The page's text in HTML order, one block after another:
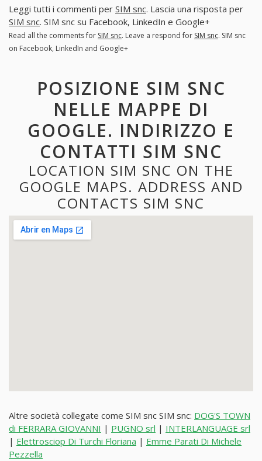
Leggi tutti i commenti per SIM snc. Lascia una risposta per
SIM snc. SIM snc su Facebook, LinkedIn e Google+
Read all the comments for SIM snc. Leave a respond for SIM snc. SIM snc
on Facebook, LinkedIn and Google+
POSIZIONE SIM SNC
NELLE MAPPE DI
GOOGLE. INDIRIZZO E
CONTATTI SIM SNC
LOCATION SIM SNC ON THE
GOOGLE MAPS. ADDRESS AND
CONTACTS SIM SNC
Altre società collegate come SIM snc SIM snc: DOG'S TOWN
di FERRARA GIOVANNI | PUGNO srl | INTERLANGUAGE srl
| Elettrosciop Di Turchi Floriana | Emme Parati Di Michele
Pezzella